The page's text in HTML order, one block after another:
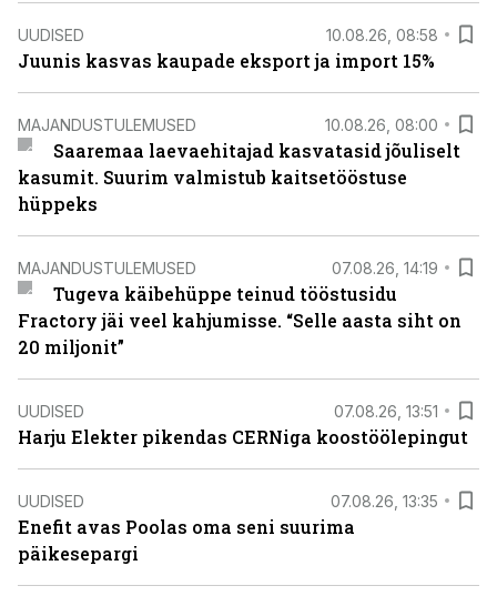
UUDISED 10.08.26, 08:58
Juunis kasvas kaupade eksport ja import 15%
MAJANDUSTULEMUSED 10.08.26, 08:00
Saaremaa laevaehitajad kasvatasid jõuliselt
kasumit. Suurim valmistub kaitsetööstuse
hüppeks
MAJANDUSTULEMUSED 07.08.26, 14:19
Tugeva käibehüppe teinud tööstusidu
Fractory jäi veel kahjumisse. “Selle aasta siht on
20 miljonit”
UUDISED 07.08.26, 13:51
Harju Elekter pikendas CERNiga koostöölepingut
UUDISED 07.08.26, 13:35
Enefit avas Poolas oma seni suurima
päikesepargi